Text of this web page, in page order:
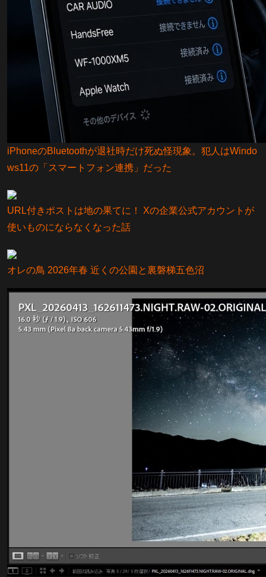
iPhoneのBluetoothが退社時だけ死ぬ怪現象。犯人はWindo
ws11の「スマートフォン連携」だった
URL付きポストは地の果てに！ Xの企業公式アカウントが
使いものにならなくなった話
オレの鳥 2026年春 近くの公園と裏磐梯五色沼